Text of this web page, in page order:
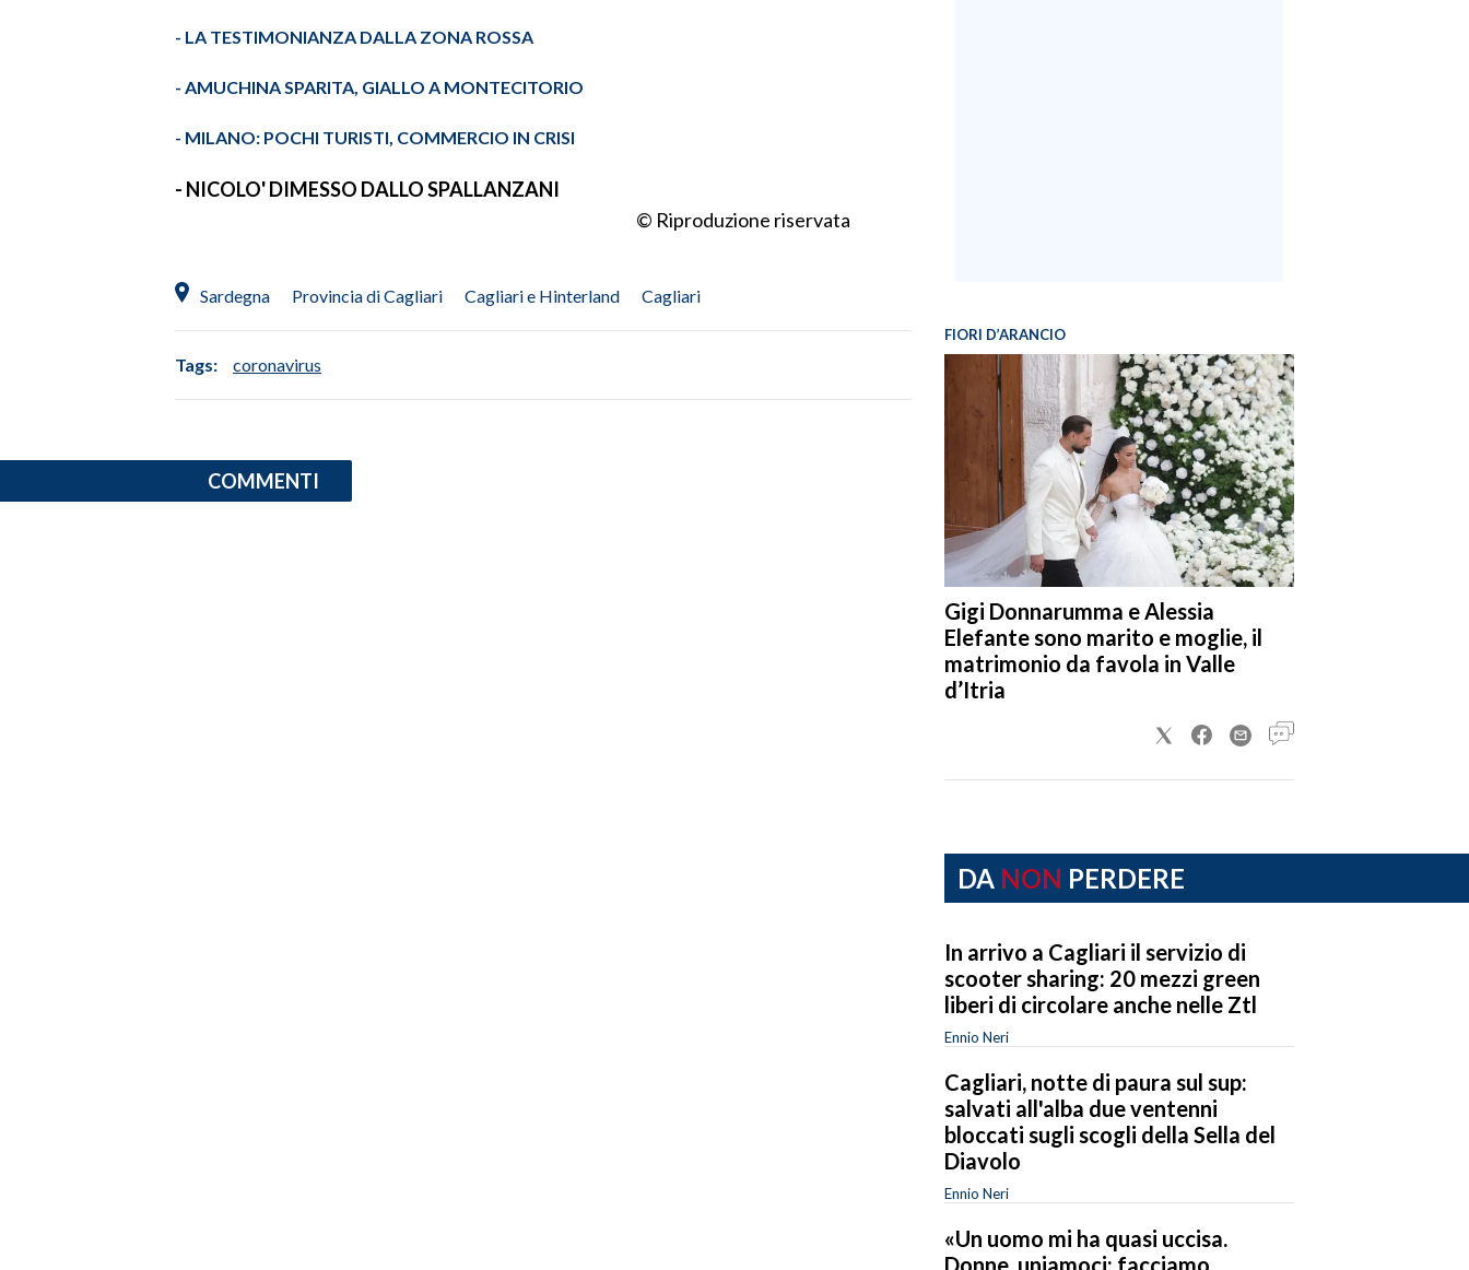
- LA TESTIMONIANZA DALLA ZONA ROSSA
- AMUCHINASPARITA, GIALLO A MONTECITORIO
- MILANO: POCHI TURISTI, COMMERCIO IN CRISI
- NICOLO' DIMESSO DALLOSPALLANZANI
© Riproduzione riservata
Sardegna Provincia di Cagliari Cagliari e Hinterland Cagliari
Tags: coronavirus
COMMENTI
FIORI D’ARANCIO
Gigi Donnarumma e Alessia
Elefante sono marito e moglie, il
matrimonio da favola in Valle
d’Itria
DA NON PERDERE
In arrivo a Cagliari il servizio di
scooter sharing: 20 mezzi green
liberi di circolare anche nelle Ztl
Ennio Neri
Cagliari, notte di paura sul sup:
salvati all'alba due ventenni
bloccati sugli scogli della Sella del
Diavolo
Ennio Neri
«Un uomo mi ha quasi uccisa.
Donne, uniamoci: facciamo